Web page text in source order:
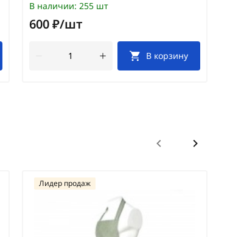
В наличии: 255 шт
600 ₽/шт
В корзину
Лидер продаж